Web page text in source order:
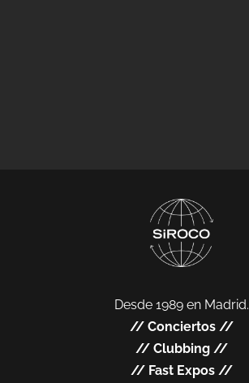
Desde 1989 en Madrid.
// Conciertos //
// Clubbing //
// Fast Expos //